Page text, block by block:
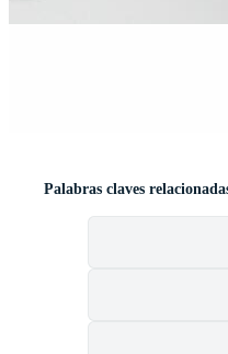
Palabras claves